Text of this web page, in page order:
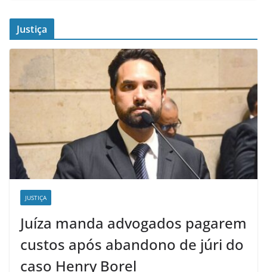
Justiça
JUSTIÇA
Juíza manda advogados pagarem
custos após abandono de júri do
caso Henry Borel